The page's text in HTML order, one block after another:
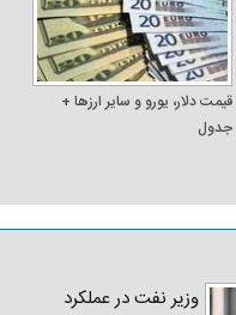
قیمت دلار، یورو و سایر ارز‌ها +
جدول
وزیر نفت در عملکرد